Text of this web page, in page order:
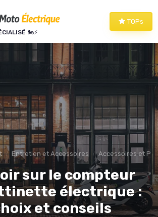
🏍️⚡
TOPs
Entretien et Accessoires Accessoires et
sur le compteur
électrique :
et conseils
des cookies